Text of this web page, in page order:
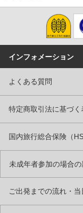
インフォメーション
よくある質問
特定商取引法に基づく
国内旅行総合保険（HS
未成年者参加の場合
ご出発までの流れ・当